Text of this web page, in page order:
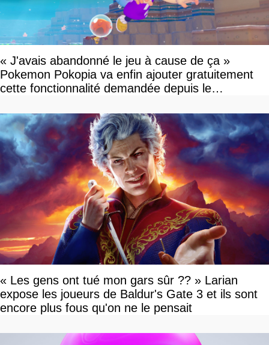
« J'avais abandonné le jeu à cause de ça »
Pokemon Pokopia va enfin ajouter gratuitement
cette fonctionnalité demandée depuis le
« Les gens ont tué mon gars sûr ?? » Larian
expose les joueurs de Baldur's Gate 3 et ils sont
encore plus fous qu'on ne le pensait